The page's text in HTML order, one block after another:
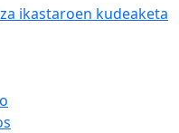
ikastaroen kudeaketa